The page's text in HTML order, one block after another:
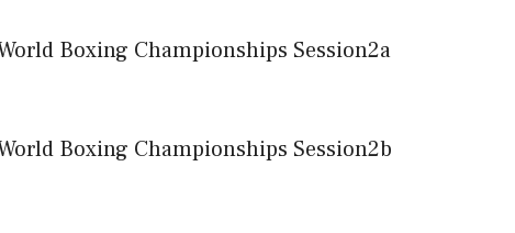
Boxing Championships Session2a
Boxing Championships Session2b